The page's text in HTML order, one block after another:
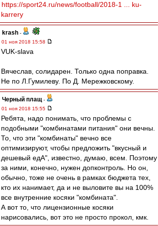
https://sport24.ru/news/football/2018-1 ... ku-
karrery
krash -
01 ноя 2018 15:58
VUK-slava
Вячеслав, солидарен. Только одна поправка.
Не по Л.Гумилеву. По Д. Мережковскому.
Черный плащ -
01 ноя 2018 15:55
Ребята, надо понимать, что проблемы с
подобными "комбинатами питания" они вечны.
То, что эти "комбинаты" вечно все
оптимизируют, чтобы предложить "вкусный и
дешевый едА", известно, думаю, всем. Поэтому
за ними, конечно, нужен допконтроль. Но он,
обычно, тоже не очень в рамках бюджета тех,
кто их нанимает, да и не выловите вы на 100%
все внутренние косяки "комбината".
А вот то, что лицензионные косяки
нарисовались, вот это не просто прокол, кмк.